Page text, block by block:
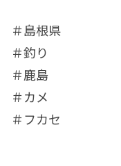
＃島根県
＃釣り
＃鹿島
＃カメ
＃フカセ